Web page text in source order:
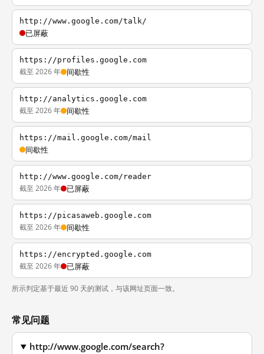
http://www.google.com/talk/
已屏蔽
https://profiles.google.com
截至 2026 年 间歇性
http://analytics.google.com
截至 2026 年 间歇性
https://mail.google.com/mail
间歇性
http://www.google.com/reader
截至 2026 年 已屏蔽
https://picasaweb.google.com
截至 2026 年 间歇性
https://encrypted.google.com
截至 2026 年 已屏蔽
所示判定基于最近 90 天的测试，与该网址页面一致。
常见问题
http://www.google.com/search?